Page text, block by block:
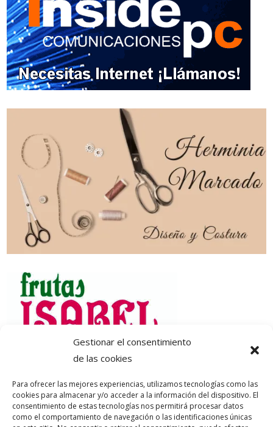
Gestionar el consentimiento
de las cookies
Para ofrecer las mejores experiencias, utilizamos tecnologías como las
cookies para almacenar y/o acceder a la información del dispositivo. El
consentimiento de estas tecnologías nos permitirá procesar datos
como el comportamiento de navegación o las identificaciones únicas